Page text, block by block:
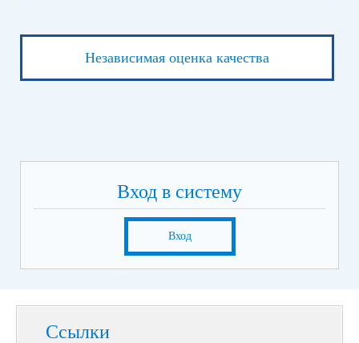
Независимая оценка качества
Вход в систему
Вход
Ссылки